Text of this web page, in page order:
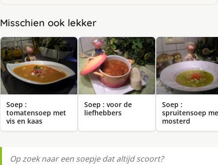
Misschien ook lekker
Soep :
tomatensoep met
vis en kaas
Soep : voor de
liefhebbers
Soep :
spruitensoep
mosterd
Op zoek naar een soepje dat altijd scoort?